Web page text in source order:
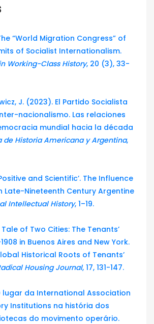
“World Migration Congress” of
of Socialist Internationalism.
Working-Class History, 20 (3), 33-
J. (2023). El Partido Socialista
nacionalismo. Las relaciones
mundial hacia la década
de Historia Americana y Argentina,
and Scientific’. The Influence
Late-Nineteenth Century Argentine
Intellectual History, 1–19.
Tale of Two Cities: The Tenants’
in Buenos Aires and New York.
Historical Roots of Tenants’
Housing Journal, 17, 131-147.
lugar da International Association
Institutions na história dos
do movimento operário.